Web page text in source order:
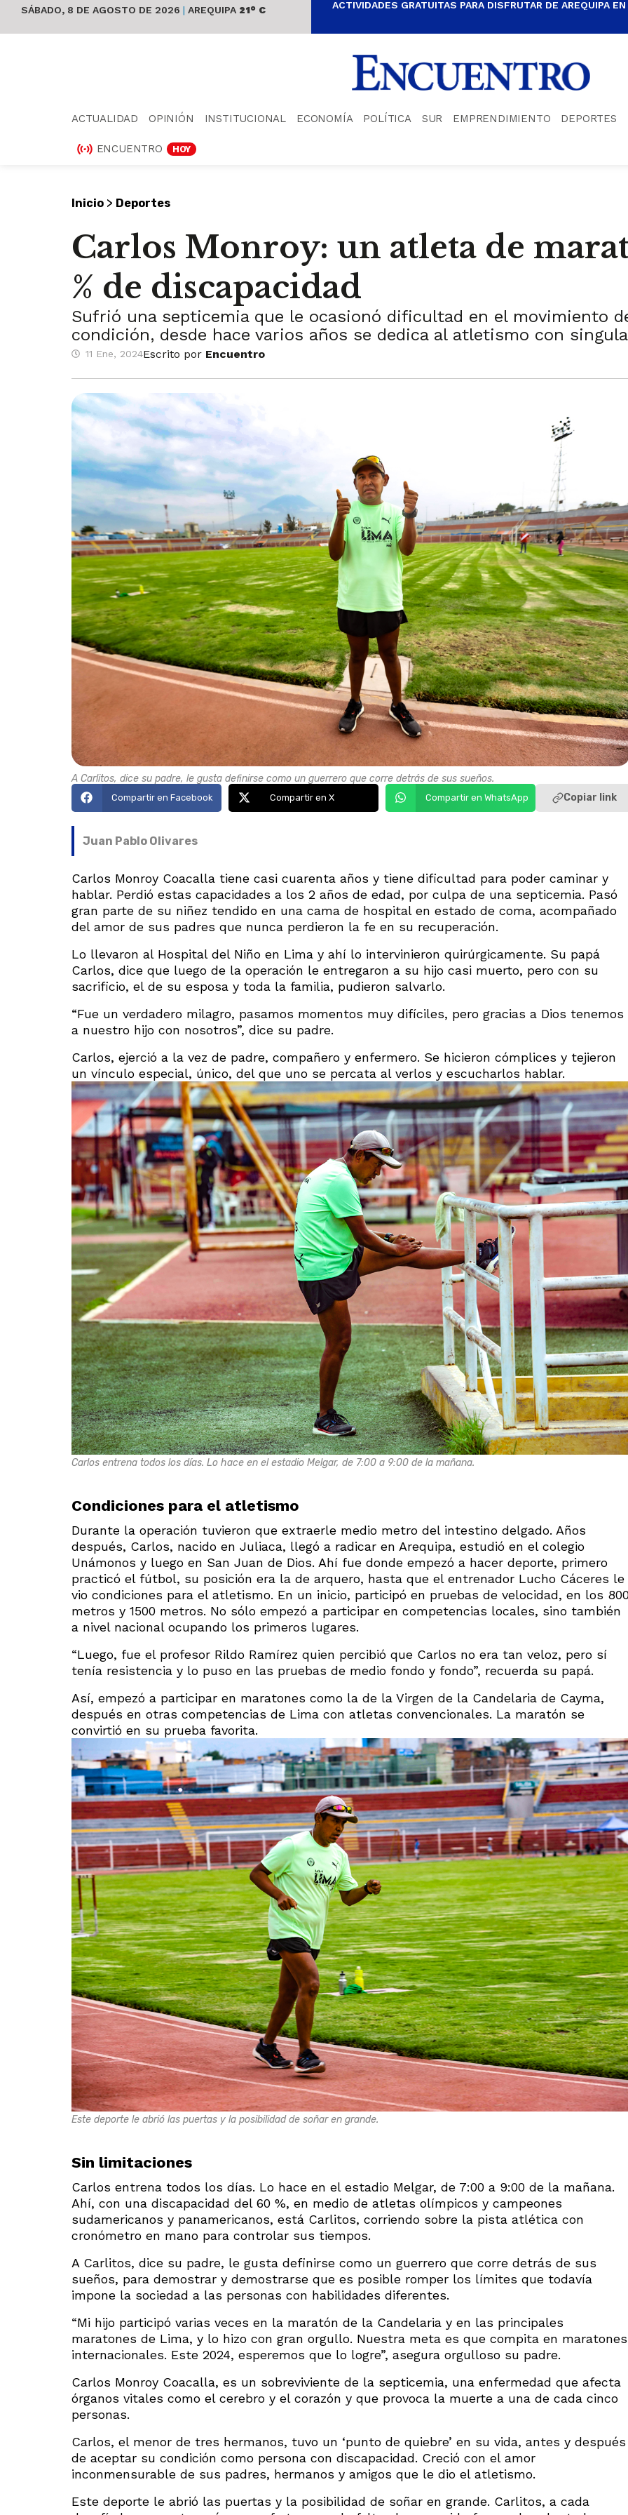
SÁBADO, 8 DE AGOSTO DE 2026 | AREQUIPA 21° C ACTIVIDADES GRATUITAS PARA DISFRUTAR DE AREQUIPA
ACTUALIDAD OPINIÓN INSTITUCIONAL ECONOMÍA POLÍTICA SUR EMPRENDIMIENTO DEPORTES
ENCUENTRO HOY
Inicio > Deportes
Carlos Monroy: un atleta de
% de discapacidad
Sufrió una septicemia que le ocasionó dificultad en el movimiento
condición, desde hace varios años se dedica al atletismo con
11 Ene, 2024Escrito por Encuentro
A Carlitos, dice su padre, le gusta definirse como un guerrero que corre detrás de sus sueños.
Compartir en Facebook Compartir en X Compartir en WhatsApp Copiar link
Juan Pablo Olivares
Carlos Monroy Coacalla tiene casi cuarenta años y tiene dificultad para poder caminar y
hablar. Perdió estas capacidades a los 2 años de edad, por culpa de una septicemia. Pasó
gran parte de su niñez tendido en una cama de hospital en estado de coma, acompañado
del amor de sus padres que nunca perdieron la fe en su recuperación.
Lo llevaron al Hospital del Niño en Lima y ahí lo intervinieron quirúrgicamente. Su papá
Carlos, dice que luego de la operación le entregaron a su hijo casi muerto, pero con su
sacrificio, el de su esposa y toda la familia, pudieron salvarlo.
“Fue un verdadero milagro, pasamos momentos muy difíciles, pero gracias a Dios tenemos
a nuestro hijo con nosotros”, dice su padre.
Carlos, ejerció a la vez de padre, compañero y enfermero. Se hicieron cómplices y tejieron
un vínculo especial, único, del que uno se percata al verlos y escucharlos hablar.
Carlos entrena todos los días. Lo hace en el estadio Melgar, de 7:00 a 9:00 de la mañana.
Condiciones para el atletismo
Durante la operación tuvieron que extraerle medio metro del intestino delgado. Años
después, Carlos, nacido en Juliaca, llegó a radicar en Arequipa, estudió en el colegio
Unámonos y luego en San Juan de Dios. Ahí fue donde empezó a hacer deporte, primero
practicó el fútbol, su posición era la de arquero, hasta que el entrenador Lucho Cáceres le
vio condiciones para el atletismo. En un inicio, participó en pruebas de velocidad, en los
metros y 1500 metros. No sólo empezó a participar en competencias locales, sino también
a nivel nacional ocupando los primeros lugares.
“Luego, fue el profesor Rildo Ramírez quien percibió que Carlos no era tan veloz, pero sí
tenía resistencia y lo puso en las pruebas de medio fondo y fondo”, recuerda su papá.
Así, empezó a participar en maratones como la de la Virgen de la Candelaria de Cayma,
después en otras competencias de Lima con atletas convencionales. La maratón se
convirtió en su prueba favorita.
Este deporte le abrió las puertas y la posibilidad de soñar en grande.
Sin limitaciones
Carlos entrena todos los días. Lo hace en el estadio Melgar, de 7:00 a 9:00 de la mañana.
Ahí, con una discapacidad del 60 %, en medio de atletas olímpicos y campeones
sudamericanos y panamericanos, está Carlitos, corriendo sobre la pista atlética con
cronómetro en mano para controlar sus tiempos.
A Carlitos, dice su padre, le gusta definirse como un guerrero que corre detrás de sus
sueños, para demostrar y demostrarse que es posible romper los límites que todavía
impone la sociedad a las personas con habilidades diferentes.
“Mi hijo participó varias veces en la maratón de la Candelaria y en las principales
maratones de Lima, y lo hizo con gran orgullo. Nuestra meta es que compita en maratones
internacionales. Este 2024, esperemos que lo logre”, asegura orgulloso su padre.
Carlos Monroy Coacalla, es un sobreviviente de la septicemia, una enfermedad que afecta
órganos vitales como el cerebro y el corazón y que provoca la muerte a una de cada cinco
personas.
Carlos, el menor de tres hermanos, tuvo un ‘punto de quiebre’ en su vida, antes y después
de aceptar su condición como persona con discapacidad. Creció con el amor
inconmensurable de sus padres, hermanos y amigos que le dio el atletismo.
Este deporte le abrió las puertas y la posibilidad de soñar en grande. Carlitos, a cada